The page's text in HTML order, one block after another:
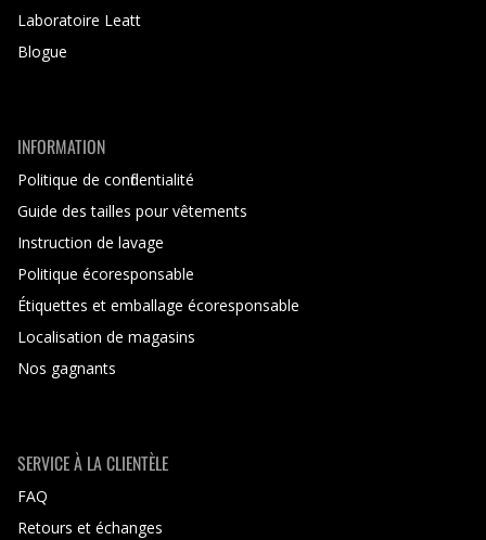
Laboratoire Leatt
Blogue
INFORMATION
Politique de confidentialité
Guide des tailles pour vêtements
Instruction de lavage
Politique écoresponsable
Étiquettes et emballage écoresponsable
Localisation de magasins
Nos gagnants
SERVICE À LA CLIENTÈLE
FAQ
Retours et échanges